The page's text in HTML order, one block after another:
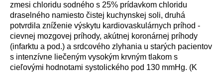
zmesi chloridu sodného s 25% prídavkom chloridu
draselného namiesto čistej kuchynskej soli, druhá
potvrdila zníženie výskytu kardiovaskul árnych príhod -
cievnej mozgovej príhody, akútnej koronárnej príhody
(infarktu a pod.) a srdcového zlyhania u starých pacientov
s intenzívne liečeným vysokým krvným tlakom s
cieľovými hodnotami systolického pod 130 mmHg. (K